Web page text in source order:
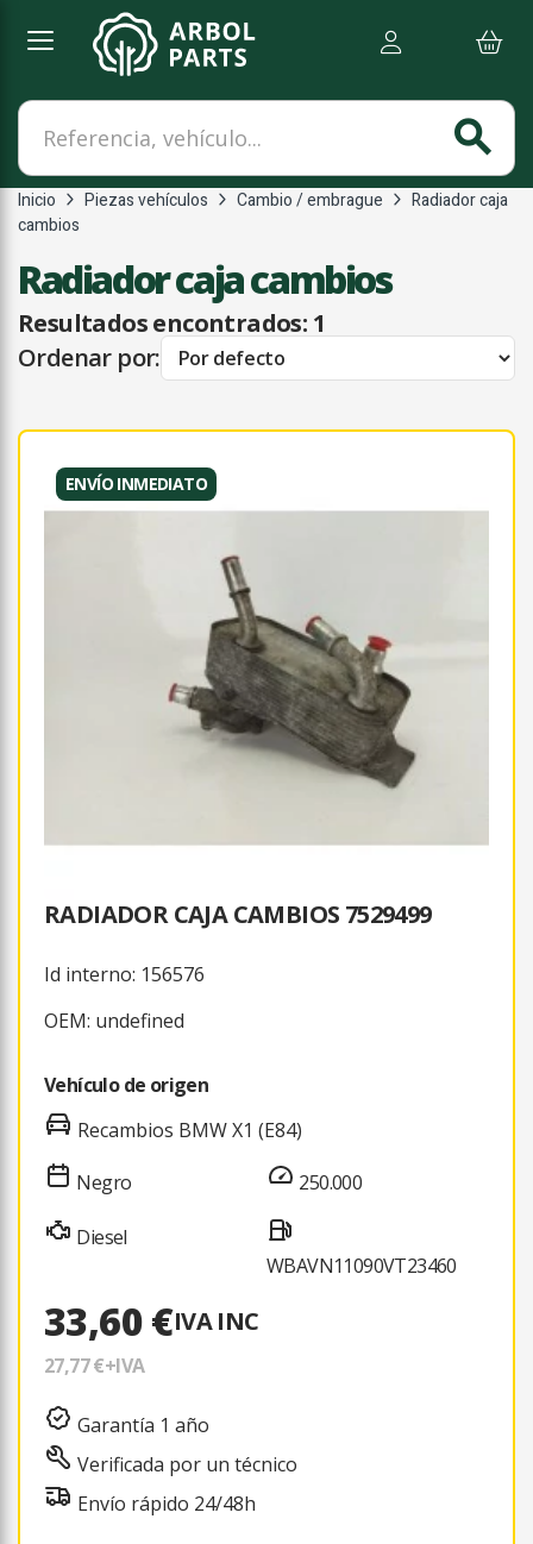
Referencia, vehículo...
search
Inicio Piezas vehículos Cambio / embrague
Radiador caja
cambios
Radiador caja cambios
Resultados encontrados: 1
Ordenar por:
ENVÍO INMEDIATO
RADIADOR CAJA CAMBIOS 7529499
Id interno: 156576
OEM: undefined
Vehículo de origen
Recambios BMW X1 (E84)
Negro
Diesel
250.000
WBAVN11090VT23460
33,60 €IVA INC
27,77 €+IVA
Garantía 1 año
Verificada por un técnico
Envío rápido 24/48h